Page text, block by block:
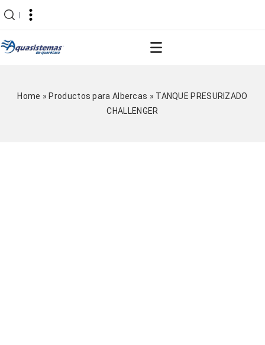
|
Home » Productos para Albercas » TANQUE PRESURIZADO
CHALLENGER